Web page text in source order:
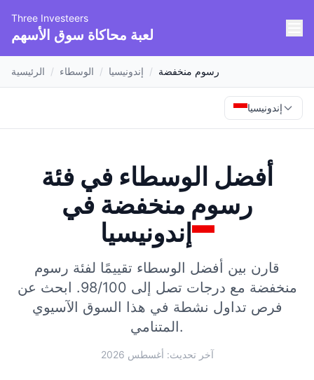
Three Investeers
لعبة محاكاة سوق الأسهم
الرئيسية / الوسطاء / إندونيسيا / رسوم منخفضة
إندونيسيا
أفضل الوسطاء في فئة
رسوم منخفضة في
إندونيسيا
قارن بين أفضل الوسطاء تقييمًا لفئة رسوم
منخفضة مع درجات تصل إلى 98/100.
ابحث عن
فرص تداول نشطة في هذا السوق الآسيوي
المتنامي.
آخر تحديث: أغسطس 2026